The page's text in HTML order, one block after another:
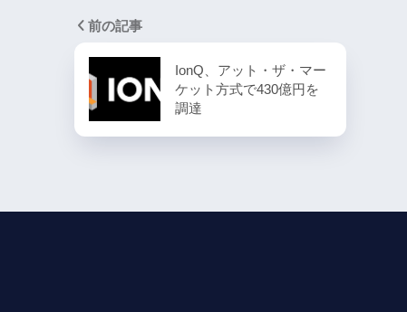
前の記事
IonQ、アット・ザ・マー
ケット方式で430億円を
調達